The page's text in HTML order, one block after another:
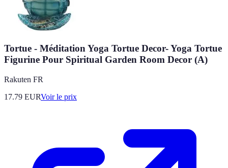
Tortue - Méditation Yoga Tortue Decor- Yoga Tortue
Figurine Pour Spiritual Garden Room Decor (A)
Rakuten FR
17.79 EURVoir le prix